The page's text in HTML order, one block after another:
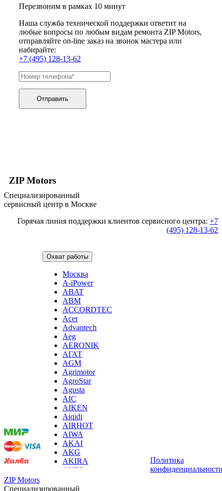
Перезвоним в рамках 10 минут
Наша служба технической поддержки ответит на
любые вопросы по любым видам ремонта ZIP Motors,
отправляйте on-line заказ на звонок мастера или
набирайте:
+7 (495) 128-13-62
Отправить
ZIP Motors
Специализированный
сервисный центр в Москве
Горячая линия поддержки клиентов сервисного центра: +7
(495) 128-13-62
Охват работы
Москва
A-iPower
ABAT
ABM
ACCORDTEC
Acer
Advantech
Aeg
AERONIK
АГАТ
AGM
Agrimotor
AgroStar
Agusta
AIC
AIKEN
Aiqidi
AIRHOT
AIWA
AKAI
AKG
AKIRA
AKPO
AL-KO
Политика
ZIP Motors
Специализированный